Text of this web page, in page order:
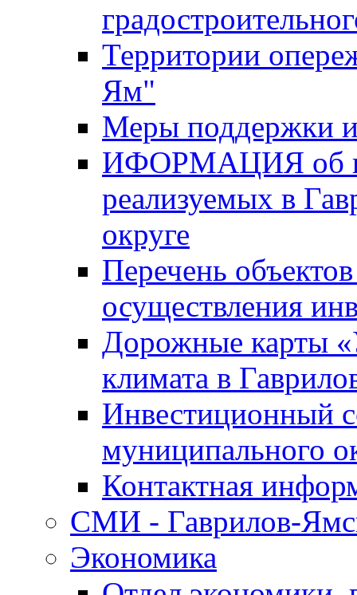
Территории
Ям"
Меры поддержки
ИФОРМАЦИЯ об
реализуемых в
округе
Перечень
осуществления
Дорожные карты
климата в
Инвестиционный
муниципального
Контактная
СМИ - Гаврилов-
Экономика